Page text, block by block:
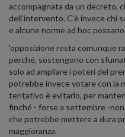
accompagnata da un decreto,
dell'intervento. C'è invece chi
e alcune norme ad hoc
'opposizione resta comunque
perché, sostengono con
solo ad ampliare i poteri del
potrebbe invece votare con la
tentativo è evitarlo, per
finché - forse a settembre -
che potrebbe mettere a dura
maggioranza.